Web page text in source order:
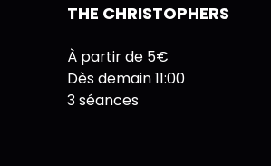
THE CHRISTOPHERS
À partir de 5€
Dès demain 11:00
3 séances